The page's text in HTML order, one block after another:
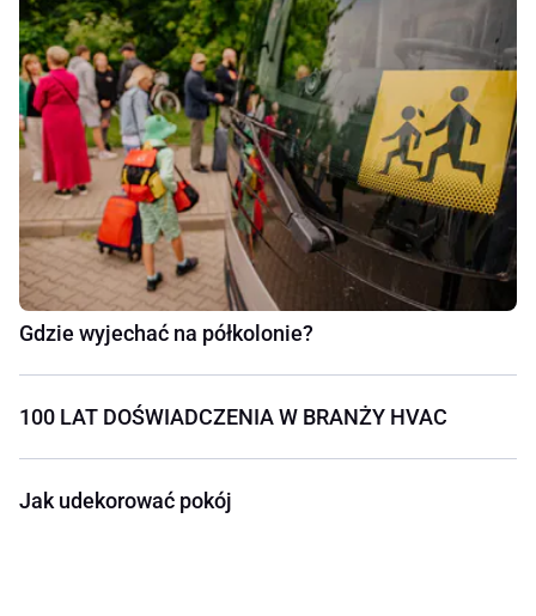
Gdzie wyjechać na półkolonie?
100 LAT DOŚWIADCZENIA W BRANŻY HVAC
Jak udekorować pokój